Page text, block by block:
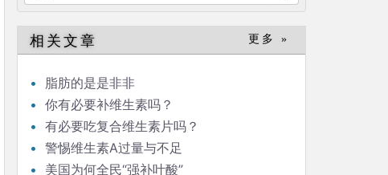
索：
相关文章 更多 »
脂肪的是是非非
你有必要补维生素吗？
有必要吃复合维生素片吗？
警惕维生素A过量与不足
美国为何全民“强补叶酸”